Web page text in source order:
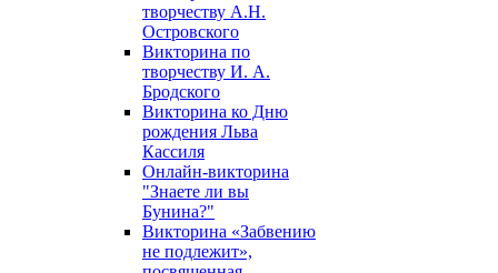
творчеству А.Н.
Островского
Викторина по
творчеству И. А.
Бродского
Викторина ко Дню
рождения Льва
Кассиля
Онлайн-викторина
"Знаете ли вы
Бунина?"
Викторина «Забвению
не подлежит»,